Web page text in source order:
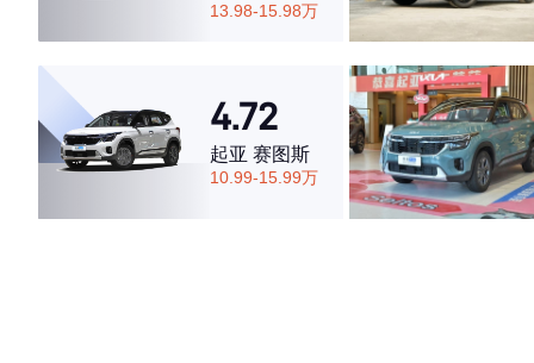
13.98-15.98万
4.72
起亚 赛图斯
10.99-15.99万